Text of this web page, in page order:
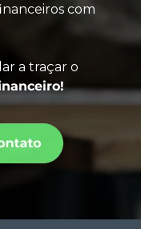
com
a traçar o